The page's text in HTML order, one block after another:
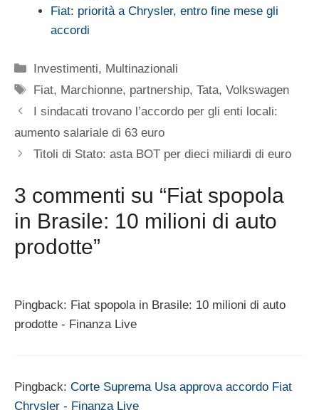
Fiat: priorità a Chrysler, entro fine mese gli
accordi
Categorie
Investimenti, Multinazionali
Tag
Fiat, Marchionne, partnership,Tata,Volkswagen
I sindacati trovano l’accordo per gli enti locali:
aumento salariale di 63 euro
Titoli di Stato: asta BOT per dieci miliardi di euro
3 commenti su “Fiat spopola
in Brasile: 10 milioni di auto
prodotte”
Pingback: Fiat spopola in Brasile: 10 milioni di auto
prodotte - Finanza Live
Pingback: Corte Suprema Usa approva accordo Fiat
Chrysler - Finanza Live